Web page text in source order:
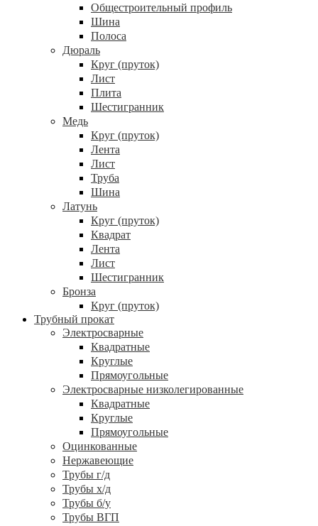
Общестроительный профиль
Шина
Полоса
Дюраль
Круг (пруток)
Лист
Плита
Шестигранник
Медь
Круг (пруток)
Лента
Лист
Труба
Шина
Латунь
Круг (пруток)
Квадрат
Лента
Лист
Шестигранник
Бронза
Круг (пруток)
Трубный прокат
Электросварные
Квадратные
Круглые
Прямоугольные
Электросварные низколегированные
Квадратные
Круглые
Прямоугольные
Оцинкованные
Нержавеющие
Трубы г/д
Трубы х/д
Трубы б/у
Трубы ВГП